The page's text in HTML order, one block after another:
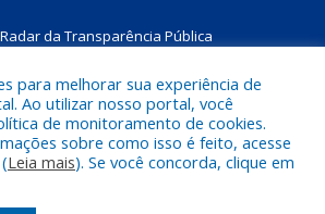
Radar da Transparência Pública
reservados a Prefeitura Municipal de
Marapanim.
para melhorar sua experiência de
Ao utilizar nosso portal, você
de monitoramento de cookies.
sobre como isso é feito, acesse
Leia mais). Se você concorda, clique em